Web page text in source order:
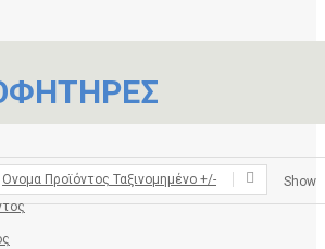
Ονομα Προϊόντος Ταξινομημένο +/-
Show